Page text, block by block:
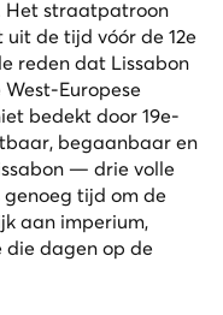
Het straatpatroon
de tijd vóór de 12e
reden dat Lissabon
Europese
bedekt door 19e-
begaanbaar en
— drie volle
tijd om de
aan imperium,
die dagen op de